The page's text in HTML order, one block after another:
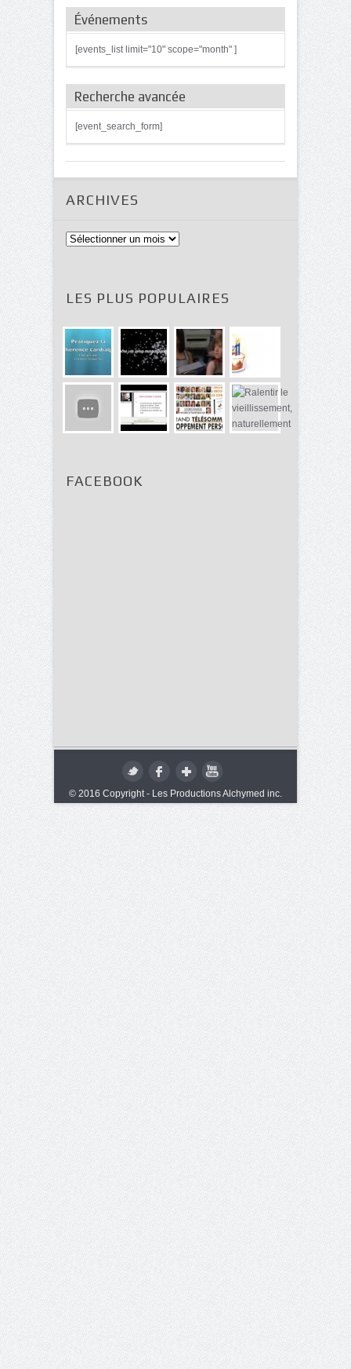
Événements
[events_list limit="10" scope="month" ]
Recherche avancée
[event_search_form]
ARCHIVES
Archives
LES PLUS POPULAIRES
FACEBOOK
© 2016 Copyright - Les Productions Alchymed inc.